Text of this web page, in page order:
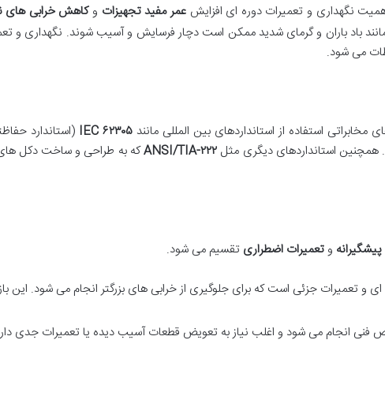
نگهداری و تعمیرات دوره ای افزایشعمر مفید تجهیزات وکاهش خرابی های
باد باران و گرمای شدید ممکن است دچار فرسایش و آسیب شوند. نگهداری و
می شود.
استفاده از استانداردهای بین المللی مانند
IEC۶۲۳۰۵ (استاندارد
همچنین استانداردهای دیگری مثل
ANSI/TIA-۲۲۲
که به طراحی و ساخت دکل های
پیشگیرانه وتعمیرات اضطراری تقسیم می شود.
و تعمیرات جزئی است که برای جلوگیری از خرابی های بزرگتر انجام می شود.
فنی انجام می شود و اغلب نیاز به تعویض قطعات آسیب دیده یا تعمیرات جدی